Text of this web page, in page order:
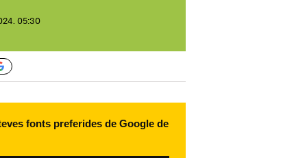
05:30
fonts preferides de Google de